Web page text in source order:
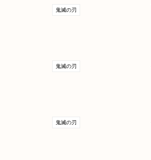
鬼滅の刃
鬼滅の刃
鬼滅の刃